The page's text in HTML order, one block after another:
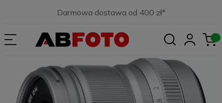
Darmowa dostawa od 400 zł*